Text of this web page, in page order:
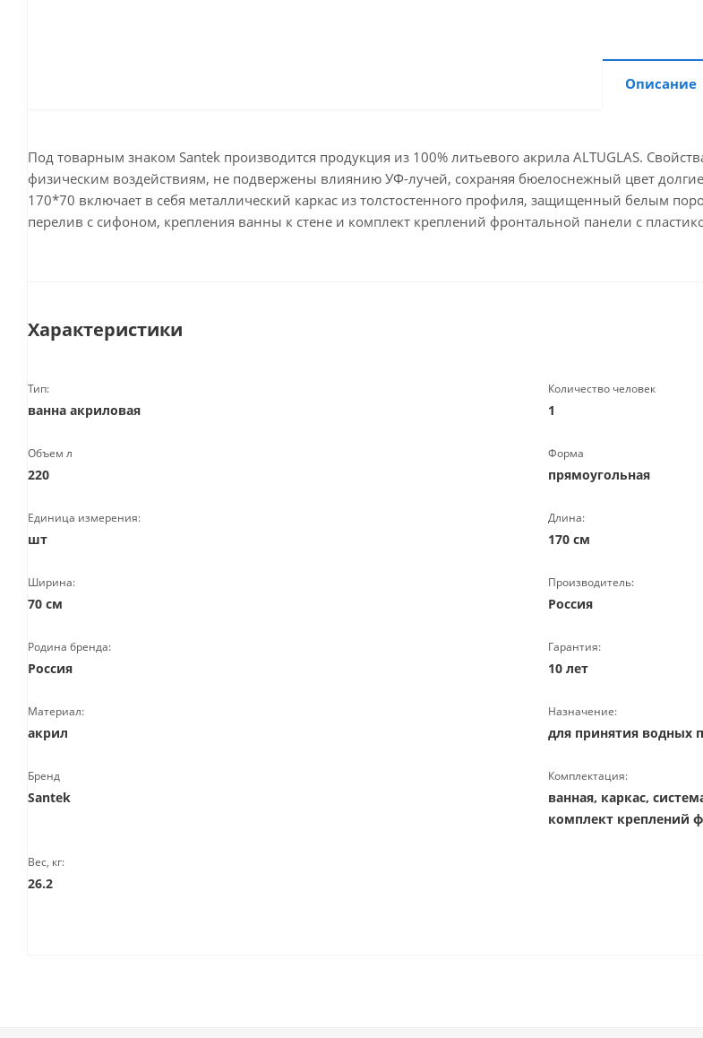
Описание
Под товарным знаком Santek производится продукция из 100% литьевого акрила ALTUGLAS.
физическим воздействиям, не подвержены влиянию УФ-лучей, сохраняя бюелоснежный цвет
170*70 включает в себя металлический каркас из толстостенного профиля, защищенный белым
перелив с сифоном, крепления ванны к стене и комплект креплений фронтальной панели с
Характеристики
Тип:
ванна акриловая
Количество человек
1
Объем л
220
Форма
прямоугольная
Единица измерения:
шт
Длина:
170 см
Ширина:
70 см
Производитель:
Россия
Родина бренда:
Россия
Гарантия:
10 лет
Материал:
акрил
Назначение:
для принятия водных
Бренд
Santek
Комплектация:
ванная, каркас,
комплект креплений
Вес, кг:
26.2